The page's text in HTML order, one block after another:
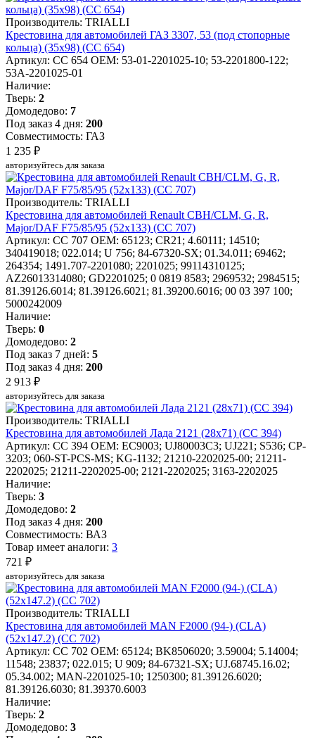
Производитель: TRIALLI
Крестовина для автомобилей ГАЗ 3307, 53 (под стопорные
кольца) (35х98) (CC 654)
Артикул: CC 654 OEM: 53-01-2201025-10; 53-2201800-122;
53А-2201025-01
Наличие:
Тверь: 2
Домодедово: 7
Под заказ 4 дня: 200
Совместимость: ГАЗ
1 235 ₽
авторизуйтесь для заказа
Производитель: TRIALLI
Крестовина для автомобилей Renault CBH/CLM, G, R,
Major/DAF F75/85/95 (52x133) (CC 707)
Артикул: CC 707 OEM: 65123; CR21; 4.60111; 14510;
340419018; 022.014; U 756; 84-67320-SX; 01.34.011; 69462;
264354; 1491.707-2201080; 2201025; 99114310125;
AZ26013314080; GD2201025; 0 0819 8583; 2969532; 2984515;
81.39126.6014; 81.39126.6021; 81.39200.6016; 00 03 397 100;
5000242009
Наличие:
Тверь: 0
Домодедово: 2
Под заказ 7 дней: 5
Под заказ 4 дня: 200
2 913 ₽
авторизуйтесь для заказа
Производитель: TRIALLI
Крестовина для автомобилей Лада 2121 (28x71) (CC 394)
Артикул: CC 394 OEM: EC9003; UJ80003C3; UJ221; S536; CP-
3203; 060-ST-PCS-MS; KG-1132; 21210-2202025-00; 21211-
2202025; 21211-2202025-00; 2121-2202025; 3163-2202025
Наличие:
Тверь: 3
Домодедово: 2
Под заказ 4 дня: 200
Совместимость: ВАЗ
Товар имеет аналоги: 3
721 ₽
авторизуйтесь для заказа
Производитель: TRIALLI
Крестовина для автомобилей MAN F2000 (94-) (CLA)
(52x147.2) (CC 702)
Артикул: CC 702 OEM: 65124; BK8506020; 3.59004; 5.14004;
11548; 23837; 022.015; U 909; 84-67321-SX; UJ.68745.16.02;
05.34.002; MAN-2201025-10; 1250300; 81.39126.6020;
81.39126.6030; 81.39370.6003
Наличие:
Тверь: 2
Домодедово: 3